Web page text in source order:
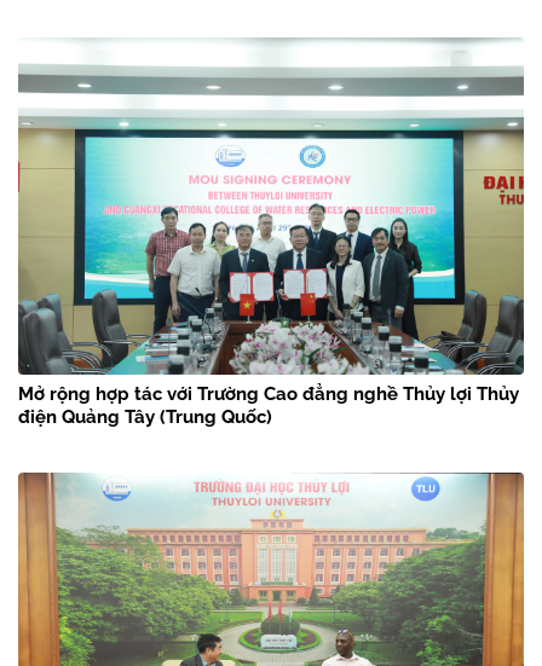
Mở rộng hợp tác với Trường Cao đẳng nghề Thủy lợi Thủy
điện Quảng Tây (Trung Quốc)